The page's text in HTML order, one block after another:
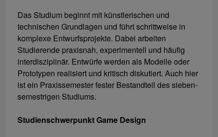
Das Studium beginnt mit künstlerischen und
technischen Grundlagen und führt schrittweise in
komplexe Entwurfsprojekte. Dabei arbeiten
Studierende praxisnah, experimentell und häufig
interdisziplinär. Entwürfe werden als Modelle oder
Prototypen realisiert und kritisch diskutiert. Auch hier
ist ein Praxissemester fester Bestandteil des sieben­
semestrigen Studiums.
Studienschwerpunkt Game Design